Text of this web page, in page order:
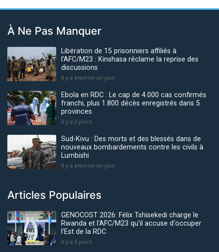
À Ne Pas Manquer
Libération de 15 prisonniers affiliés à
l’AFC/M23 : Kinshasa réclame la reprise des
discussions
Il y a environ un jour
Ebola en RDC : Le cap de 4.000 cas confirmés
franchi, plus 1.800 décès enregistrés dans 5
provinces
Il y a 2 jours
Sud-Kivu : Des morts et des blessés dans de
nouveaux bombardements contre les civils à
Lumbishi
Il y a environ un jour
Articles Populaires
GENOCOST 2026: Félix Tshisekedi charge le
Rwanda et l'AFC/M23 qu'il accuse d'occuper
l'Est de la RDC
Il y a 6 jours